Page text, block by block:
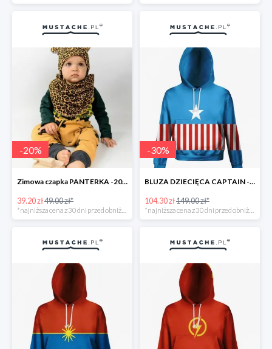
-20%
Zimowa czapka PANTERKA -20%
39.20 zł49.00 zł*
-30%
BLUZA DZIECIĘCA CAPTAIN -30%
104.30 zł149.00 zł*